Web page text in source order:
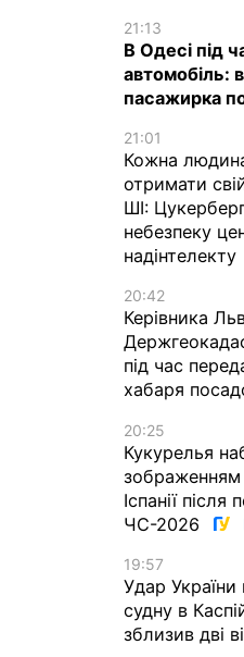
21:13
В Одесі під
автомобіль:
пасажирка
21:01
Кожна
отримати
ШІ:
небезпеку
надінтелекту
20:42
Керівника
під час
хабаря
20:25
Кукурелья
зображенням
Іспанії
ЧС-2026
19:57
Удар України
судну в
зблизив дві